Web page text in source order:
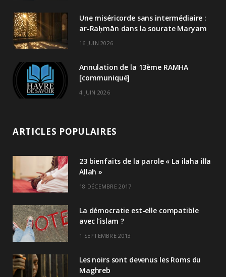
Une miséricorde sans intermédiaire :
ar-Raḥmān dans la sourate Maryam
16 JUIN 2026
Annulation de la 13ème RAMHA
[communiqué]
4 JUIN 2026
ARTICLES POPULAIRES
23 bienfaits de la parole « La ilaha illa
Allah »
18 DÉCEMBRE 2017
La démocratie est-elle compatible
avec l’islam ?
1 SEPTEMBRE 2013
Les noirs sont devenus les Roms du
Maghreb